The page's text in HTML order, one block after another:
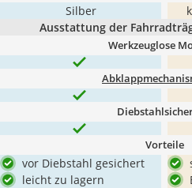
Silber
Ausstattung der
Werkzeuglose
Vorteile
vor Diebstahl gesichert
leicht zu lagern